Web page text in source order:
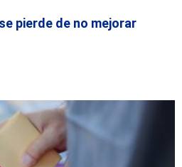
pierde de no mejorar